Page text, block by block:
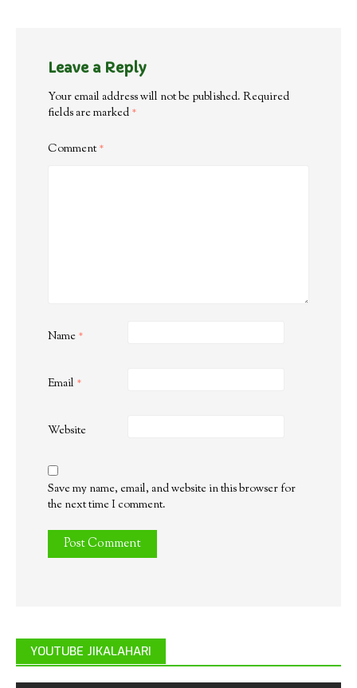
Leave a Reply
Your email address will not be published. Required
fields are marked *
Comment*
Name *
Email *
Website
Save my name, email, and website in this browser for
the next time I comment.
YOUTUBE JIKALAHARI